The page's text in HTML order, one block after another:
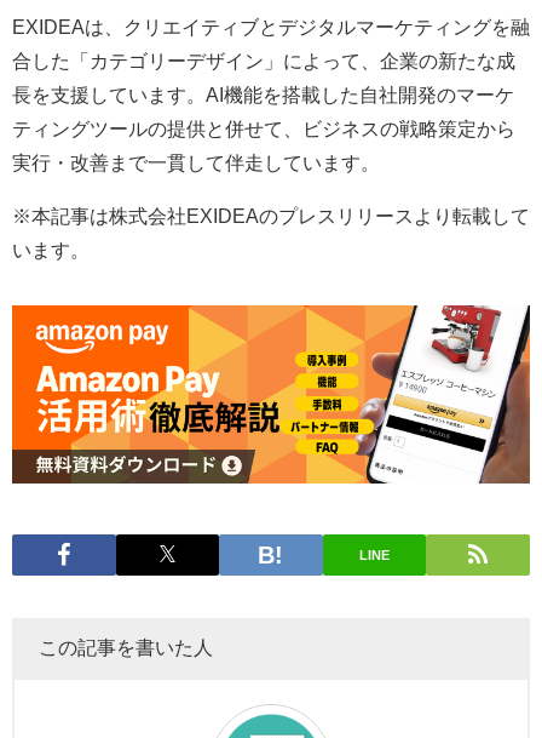
EXIDEAは、クリエイティブとデジタルマーケティングを融
合した「カテゴリーデザイン」によって、企業の新たな成
長を支援しています。AI機能を搭載した自社開発のマーケ
ティングツールの提供と併せて、ビジネスの戦略策定から
実行・改善まで一貫して伴走しています。
※本記事は株式会社EXIDEAのプレスリリースより転載して
います。
LINE
この記事を書いた人